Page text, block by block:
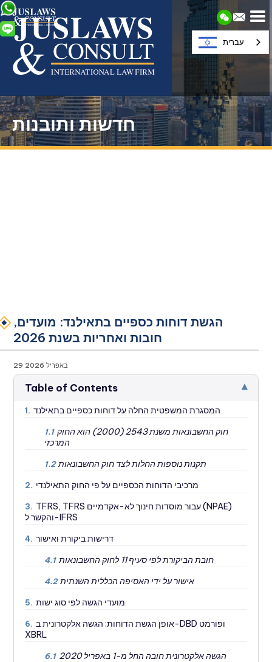
חדשות ותובנות
הגשת דוחות כספיים בתאילנד: מועדים,
חובות ואחריות בשנת 2026
29 באפריל 2026
Table of Contents ▾
1. המסגרת המשפטית החלה על דוחות כספיים בתאילנד
1.1 חוק החשבונאות משנת 2543 (2000) הוא החוק
המרכזי
1.2 תקנות נוספות החלות לצד חוק החשבונאות
2. מרכיבי הדוחות הכספיים על פי החוק התאילנדי
3. TFRS, TFRS עבור מוסדות חינוך לא-אקדמיים (NPAE)
והקשר ל-IFRS
4. דרישות ביקורת ואישור
4.1 חובת הביקורת לפי סעיף 11 לחוק החשבונאות
4.2 אישור על ידי האסיפה הכללית השנתית
5. מועדי הגשה לפי סוג ישות
6. אופן הגשת הדוחות: הגשה אלקטרונית ב-DBD ופורמט
XBRL
6.1 הגשה אלקטרונית חובה החל מ-1 באפריל 2020
עברית